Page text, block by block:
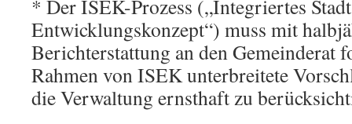
* Der ISEK-Prozess („Integriertes
Entwicklungskonzept“) muss mit
Berichterstattung an den Gemeinderat
Rahmen von ISEK unterbreitete
die Verwaltung ernsthaft zu